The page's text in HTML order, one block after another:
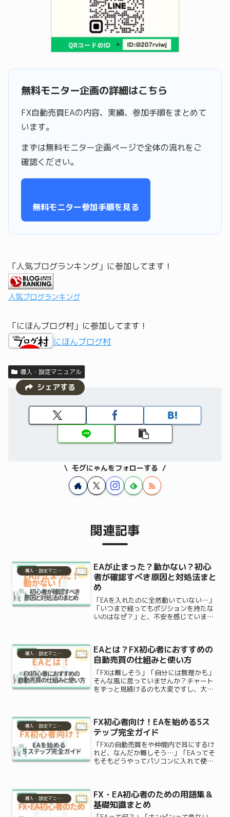
無料モニター企画の詳細はこちら
FX自動売買EAの内容、実績、参加手順をまとめて
います。
まずは無料モニター企画ページで全体の流れをご
確認ください。
無料モニター参加手順を見る
「人気ブログランキング」に参加してます！
人気ブログランキング
「にほんブログ村」に参加してます！
にほんブログ村
導入・設定マニュアル
シェアする
モグにゃんをフォローする
関連記事
導入・設定マニュアル
EAが止まった？動かない？初心
者が確認すべき原因と対処法まと
め
「EAを入れたのに全然動いていない…」
「いつまで経ってもポジションを持たな
いのはなぜ？」と、不安を感じていませ
も起きたのかな…」と焦...
導入・設定マニュアル
EAとは？FX初心者におすすめの
自動売買の仕組みと使い方
「FXは難しそう」「自分には無理かも」
そんな風に思っていませんか？チャート
をずっと見続けるのも大変ですし、大損
売買ツール）”なん...
導入・設定マニュアル
FX初心者向け！EAを始める5ス
テップ完全ガイド
「FXの自動売買をや仲間内で耳にするけ
れど、なんだか難しそう…」「EAってそ
もそもどうやってパソコンに入れて使う
は本当に多いです。...
導入・設定マニュアル
FX・EA初心者のための用語集＆
基礎知識まとめ